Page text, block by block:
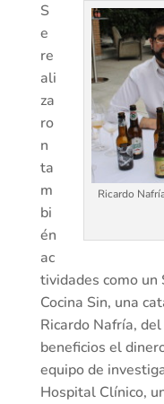
Ricardo
S
e
re
ali
za
ro
n
ta
m
bi
én
ac
tividades como un
Cocina Sin, una
Ricardo Nafría,
beneficios el
equipo de
Hospital Clínico,